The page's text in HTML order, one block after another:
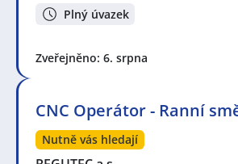
Plný úvazek
Zveřejněno: 6. srpna
CNC Operátor - Ranní
Nutně vás hledají